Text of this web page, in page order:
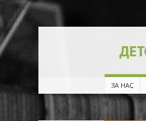
ЗА НАС